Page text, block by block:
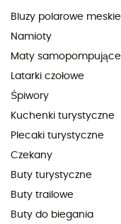
Bluzy polarowe meskie
Namioty
Maty samopompujące
Latarki czołowe
Śpiwory
Kuchenki turystyczne
Plecaki turystyczne
Czekany
Buty turystyczne
Buty trailowe
Buty do biegania